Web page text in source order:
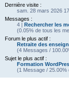
Dernière visite :
sam. 28 mars 2026
Messages :
4 | Rechercher les
(0.05% de tous les
Forum le plus actif :
Retraite des
(4 Messages /
Sujet le plus actif :
Formation
(1 Message / 25.00%